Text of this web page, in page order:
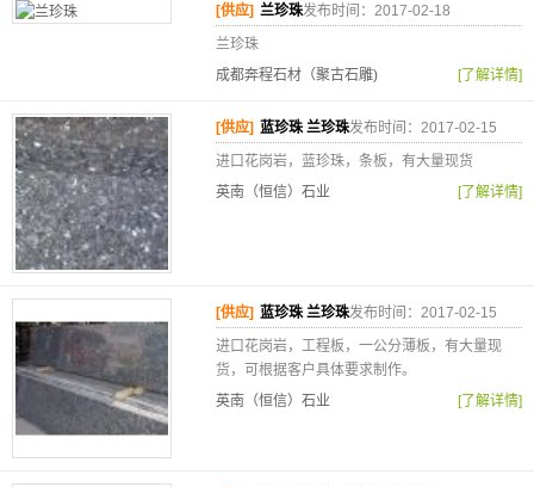
[供应] 兰珍珠发布时间：2017-02-18
兰珍珠
成都奔程石材（聚古石雕)
[了解详情]
[供应] 蓝珍珠 兰珍珠发布时间：2017-02-15
进口花岗岩，蓝珍珠，条板，有大量现货
英南（恒信）石业
[了解详情]
[供应] 蓝珍珠 兰珍珠发布时间：2017-02-15
进口花岗岩，工程板，一公分薄板，有大量现
货，可根据客户具体要求制作。
英南（恒信）石业
[了解详情]